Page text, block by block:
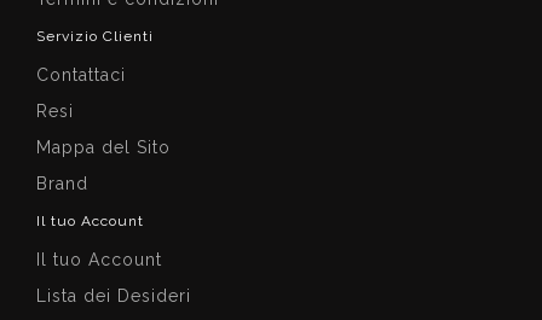
Servizio Clienti
Contattaci
Resi
Mappa del Sito
Brand
Il tuo Account
Il tuo Account
Lista dei Desideri